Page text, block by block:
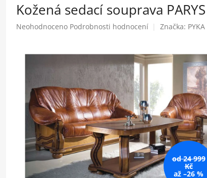
Kožená sedací souprava
Průměrné
hvězdiček.
Neohodnoceno Podrobnosti hodnocení Značka: PYKA
od 24 999
Kč
až –26 %